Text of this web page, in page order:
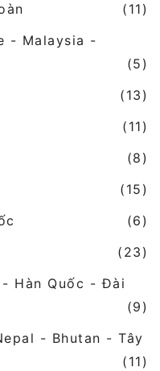
(11)
- Malaysia -
(5)
(13)
(11)
(8)
(15)
(6)
(23)
Hàn Quốc - Đài
(9)
- Bhutan - Tây
(11)